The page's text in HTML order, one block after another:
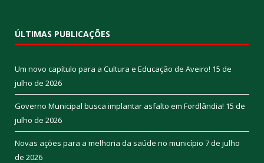
ÚLTIMAS PUBLICAÇÕES
Um novo capítulo para a Cultura e Educação de Aveiro! 15 de
julho de 2026
Governo Municipal busca implantar asfalto em Fordlândia! 15 de
julho de 2026
Novas ações para a melhoria da saúde no município 7 de julho
de 2026